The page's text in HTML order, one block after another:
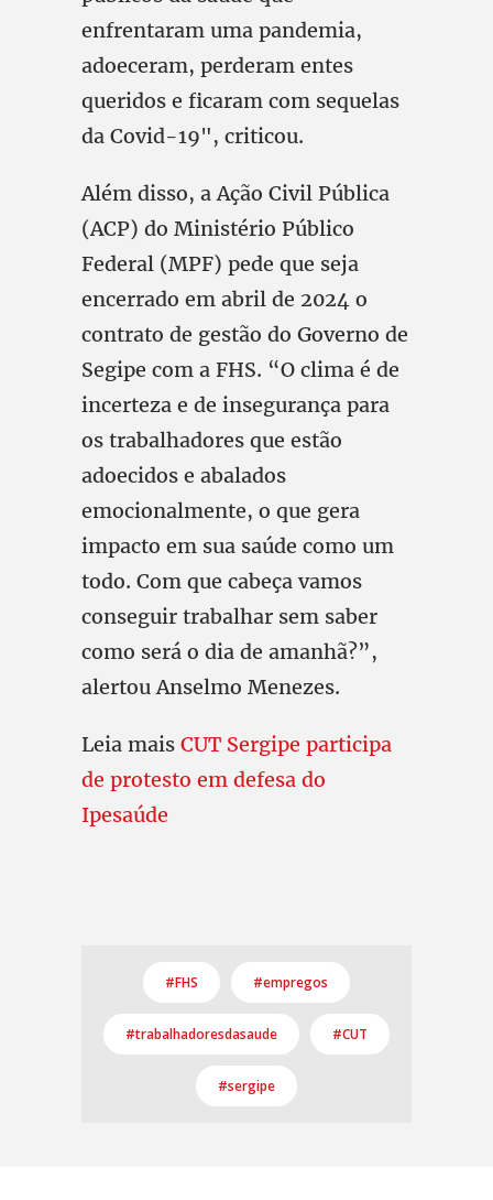
enfrentaram uma pandemia,
adoeceram, perderam entes
queridos e ficaram com sequelas
da Covid-19", criticou.
Além disso, a Ação Civil Pública
(ACP) do Ministério Público
Federal (MPF) pede que seja
encerrado em abril de 2024 o
contrato de gestão do Governo de
Segipe com a FHS. “O clima é de
incerteza e de insegurança para
os trabalhadores que estão
adoecidos e abalados
emocionalmente, o que gera
impacto em sua saúde como um
todo. Com que cabeça vamos
conseguir trabalhar sem saber
como será o dia de amanhã?”,
alertou Anselmo Menezes.
Leia mais CUT Sergipe participa
de protesto em defesa do
Ipesaúde
#FHS #empregos
#trabalhadoresdasaude #CUT
#sergipe